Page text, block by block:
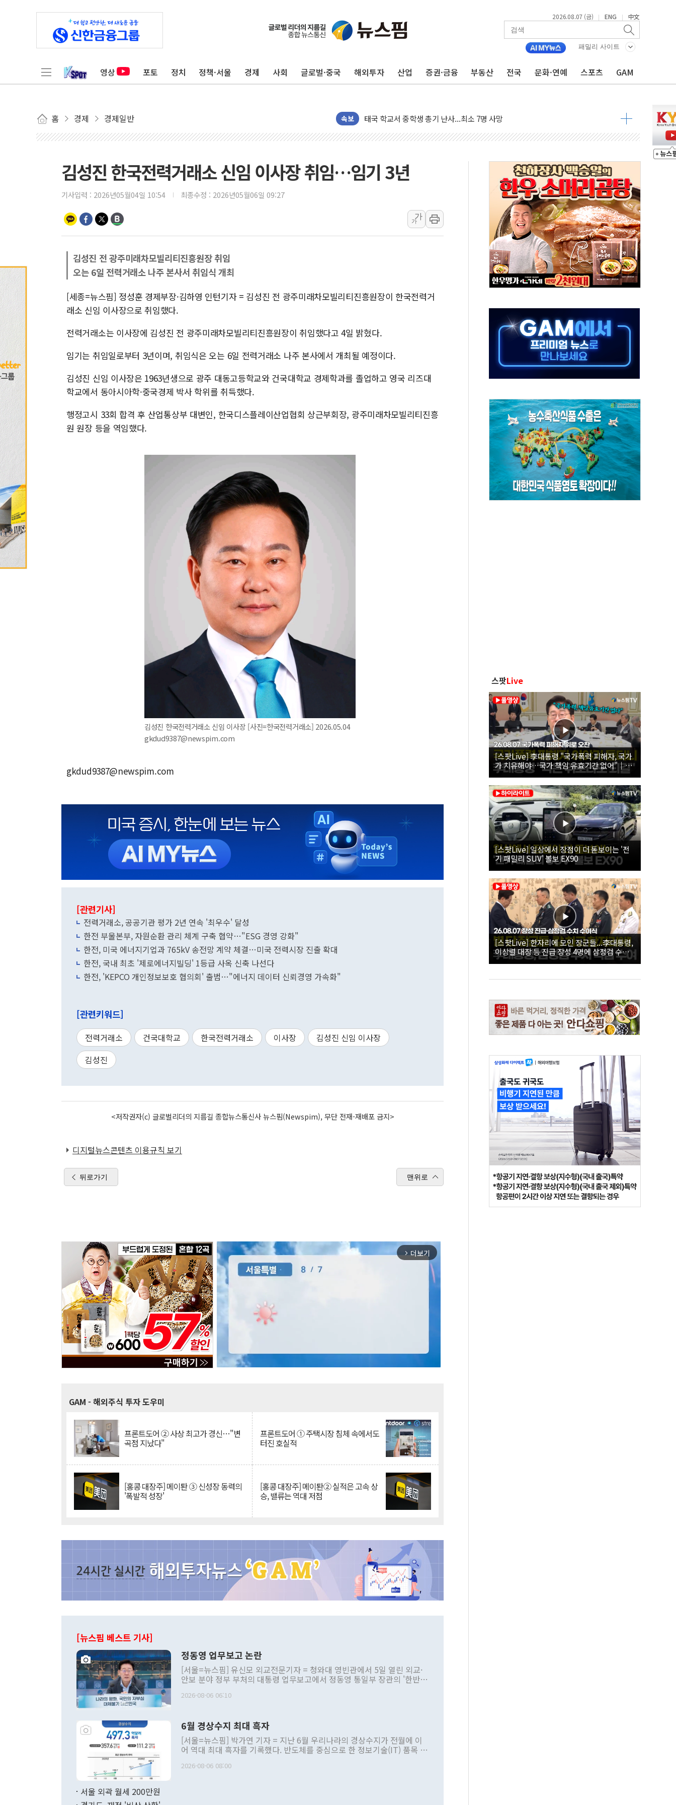
2026.08.07 (금) | ENG | 中文
패밀리 사이트
영상 포토 정치 정책·서울 경제 사회 글로벌·중국 해외투자 산업 증권·금융 부동산 전국 문화·연예 스포츠 GAM
홈 경제 경제일반 속보
'찜통더위'에 전력수요 역대 최고치 경신…한낮 총수요 104.3GW 기록
후티 반군, 예멘 정부군과 사우디 동시 공격… 위기 고조되는 또 다른 중동 화약고
경찰, 9월부터 '가족 사건' 못 맡는다…상피제 실시
포스코홀딩스, 포스코인터·DX 지분 일부 매각
40.2도 찍은 서울 등 폭염중대경보 해제…누적 온열질환자 2872명
"文정부 악몽 재현 안돼"...李 부동산 세제안에 與 내부서 '총선·대선 직격탄' 우려
李대통령, 호우 피해 경북 안동·의성 특별재난지역 선포
'변기 수리' 집주인에게 흉기 휘두른 30대 세입자…경찰, 현행범 체포
프롬바이오, 10일 거래 재개…"재무구조 개편"
NH농협생명, 농작업 중 온열질환 보장…폭염기 신속 보상 강화
아바코, 2분기 매출 120억원
랩지노믹스 "디엑솜과 美 암 진단 분야 독점 라이선스 계약"
보로노이, 폐암 치료제 'VRN11' 캐나다 IND 신청
푸본현대생명, 육군 3군단과 군 장병 금융교육·전역 지원 협약
교보생명, '교보K-맞춤건강보험' 6개월 배타적사용권 획득
벼랑 끝 선 '동전주' 무더기 상폐 위기…관리종목 우려 지정예고 총 63개
김성진 한국전력거래소 신임 이사장 취임…임기 3년
기사입력 : 2026년05월04일 10:54 최종수정 : 2026년05월06일 09:27
가
가
김성진 전 광주미래차모빌리티진흥원장 취임
오는 6일 전력거래소 나주 본사서 취임식 개최
[세종=뉴스핌] 정성훈 경제부장·김하영 인턴기자 = 김성진 전 광주미래차모빌리티진흥원장이 한국전력거
래소 신임 이사장으로 취임했다.
전력거래소는 이사장에 김성진 전 광주미래차모빌리티진흥원장이 취임했다고 4일 밝혔다.
임기는 취임일로부터 3년이며, 취임식은 오는 6일 전력거래소 나주 본사에서 개최될 예정이다.
김성진 신임 이사장은 1963년생으로 광주 대동고등학교와 건국대학교 경제학과를 졸업하고 영국 리즈대
학교에서 동아시아학·중국경제 박사 학위를 취득했다.
행정고시 33회 합격 후 산업통상부 대변인, 한국디스플레이산업협회 상근부회장, 광주미래차모빌리티진흥
원 원장 등을 역임했다.
김성진 한국전력거래소 신임 이사장 [사진=한국전력거래소] 2026.05.04
gkdud9387@newspim.com
gkdud9387@newspim.com
[관련기사]
전력거래소, 공공기관 평가 2년 연속 '최우수' 달성
한전 부울본부, 자원순환 관리 체계 구축 협약…"ESG 경영 강화"
한전, 미국 에너지기업과 765kV 송전망 계약 체결…미국 전력시장 진출 확대
한전, 국내 최초 '제로에너지빌딩' 1등급 사옥 신축 나선다
한전, 'KEPCO 개인정보보호 협의회' 출범…"에너지 데이터 신뢰경영 가속화"
[관련키워드]
전력거래소 건국대학교 한국전력거래소 이사장
김성진 신임 이사장
김성진
<저작권자(c) 글로벌리더의 지름길 종합뉴스통신사 뉴스핌(Newspim), 무단 전재-재배포 금지>
디지털뉴스콘텐츠 이용규칙 보기
뒤로가기 맨위로
arrow_forward_ios 더보기
GAM - 해외주식 투자 도우미
프론트도어 ② 사상 최고가 경신…"변
곡점 지났다"
프론트도어 ① 주택시장 침체 속에서도
터진 호실적
[홍콩 대장주] 메이퇀 ③ 신성장 동력의
'폭발적 성장'
[홍콩 대장주] 메이퇀② 실적은 고속 상
승, 밸류는 역대 저점
[뉴스핌 베스트 기사]
정동영 업무보고 논란
[서울=뉴스핌] 유신모 외교전문기자 = 청와대 영빈관에서 5일 열린 외교·
안보 분야 정부 부처의 대통령 업무보고에서 정동영 통일부 장관의 '한반도
발언 중에는 정부 내 조율을 거치지 않은 사안을 정책으로 추진하겠다고 공
주의적 희망에 근거한 비현실적 구상'이라는 비판을 내놨다. 그동안 정 장
관의 대북 정책 관련 발언이 물의를 빚은 적은 여러 번 있지만 대통령과 유
관 부처 장관이 공개적으로 부정적 입장을 표명한 것은 이례적이다. 정 장
관의 무리한 대북 접근법과 월권을 제어해야 한다는 목소리도 높아지고 있
다. [정동영 통일부 장관이 지난달 23일 오후 서울 종로구 정부서울청사에
2026-08-06 06:10
6월 경상수지 최대 흑자
[서울=뉴스핌] 박가연 기자 = 지난 6월 우리나라의 경상수지가 전월에 이
어 역대 최대 흑자를 기록했다. 반도체를 중심으로 한 정보기술(IT) 품목 수
료=한국은행] 한국은행이 6일 발표한 '2026년 6월 국제수지(잠정)'에 따르
2026-08-06 08:00
서울 외곽 월세 200만원
스팟Live
[스팟Live] 李대통령 "국가폭력 피해자, 국가
가 치유해야…국가 책임 유효기간 없어"｜
26.08.07 국가폭력 피해자 위로 오찬
[스팟Live] 일상에서 장점이 더 돋보이는 '전
기 패밀리 SUV' 볼보 EX90
[스팟Live] 한자리에 모인 장군들...李대통령,
이상렬 대장 등 진급 장성 4명에 삼정검 수치
직접 수여｜26.08.07 장성 진급·삼정검 수치